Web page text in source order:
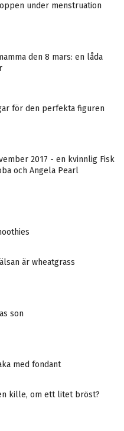
under menstruation
den 8 mars: en låda
för den perfekta figuren
2017 - en kvinnlig Fisk
och Angela Pearl
är wheatgrass
son
med fondant
kille, om ett litet bröst?